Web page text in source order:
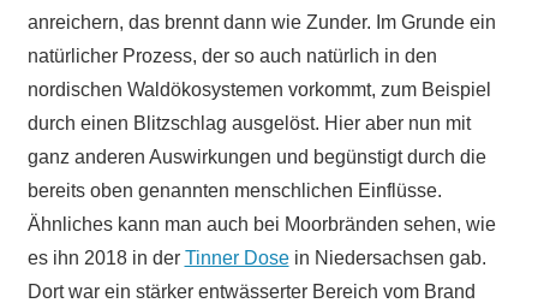
anreichern, das brennt dann wie Zunder. Im Grunde ein
natürlicher Prozess, der so auch natürlich in den
nordischen Waldökosystemen vorkommt, zum Beispiel
durch einen Blitzschlag ausgelöst. Hier aber nun mit
ganz anderen Auswirkungen und begünstigt durch die
bereits oben genannten menschlichen Einflüsse.
Ähnliches kann man auch bei Moorbränden sehen, wie
es ihn 2018 in der Tinner Dosein Niedersachsen gab.
Dort war ein stärker entwässerter Bereich vom Brand